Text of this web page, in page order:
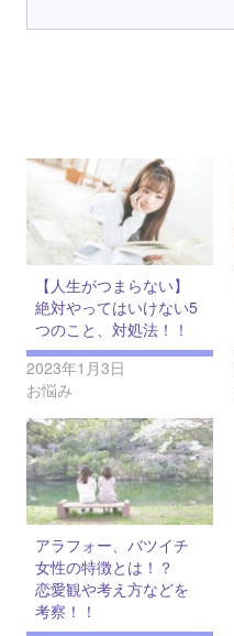
【人生がつまらない】
絶対やってはいけない5
つのこと、対処法！！
2023年1月3日
お悩み
アラフォー、バツイチ
女性の特徴とは！？
恋愛観や考え方などを
考察！！